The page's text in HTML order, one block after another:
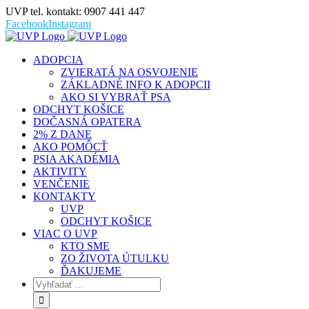
UVP tel. kontakt: 0907 441 447
FacebookInstagram
ADOPCIA
ZVIERATÁ NA OSVOJENIE
ZÁKLADNÉ INFO K ADOPCII
AKO SI VYBRAŤ PSA
ODCHYT KOŠICE
DOČASNÁ OPATERA
2% Z DANE
AKO POMÔCŤ
PSIA AKADÉMIA
AKTIVITY
VENČENIE
KONTAKTY
UVP
ODCHYT KOŠICE
VIAC O UVP
KTO SME
ZO ŽIVOTA ÚTULKU
ĎAKUJEME